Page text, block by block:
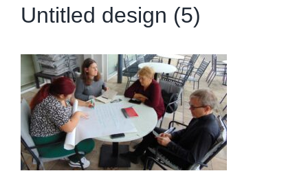
Untitled design (5)